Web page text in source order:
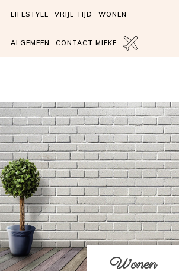
LIFESTYLE VRIJE TIJD WONEN
ALGEMEEN CONTACT MIEKE
Wonen